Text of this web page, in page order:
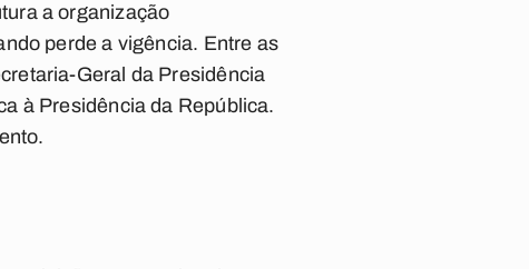
a organização
perde a vigência. Entre as
Geral da Presidência
à Presidência da República.